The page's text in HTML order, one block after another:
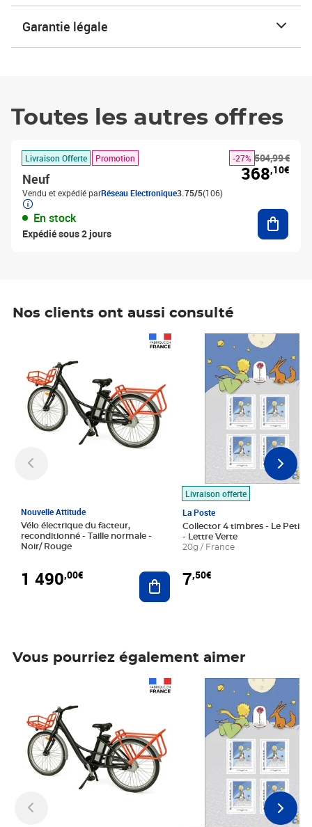
Garantie légale
Toutes les autres offres
Livraison Offerte Promotion
Neuf
Vendu et expédié parRéseau Electronique3.75/5(106)
En stock
Expédié sous 2 jours
504,99 €
-27%
368,10€
Nos clients ont aussi consulté
Nouvelle Attitude
Vélo électrique du facteur,
reconditionné - Taille normale -
Noir/ Rouge
1 490,00€ Ajouter au panier
Livraison offerte
La Poste
Collector 4 timbres - Le Petit
- Lettre Verte
20g / France
7,50€
Prix 7,50€
Vous pourriez également aimer
Prix 7,50€